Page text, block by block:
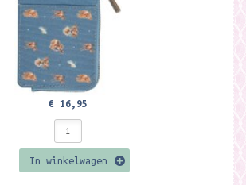
€ 16,95
In winkelwagen